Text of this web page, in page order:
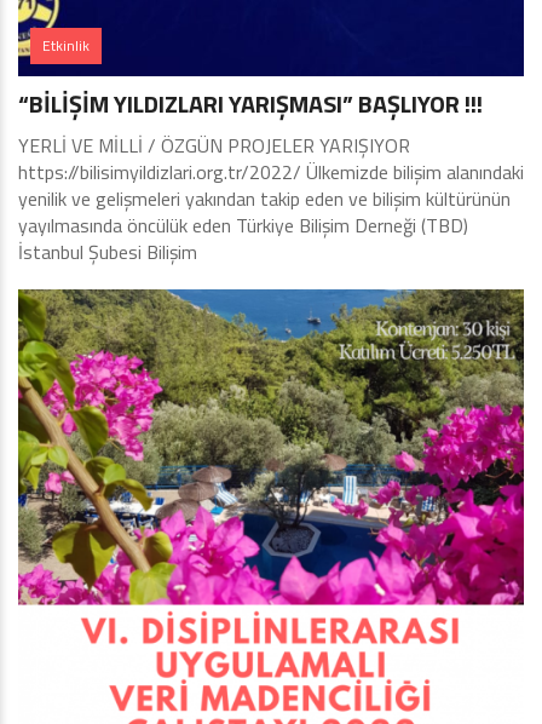
Etkinlik
“BİLİŞİM YILDIZLARI YARIŞMASI” BAŞLIYOR !!!
YERLİ VE MİLLİ / ÖZGÜN PROJELER YARIŞIYOR
https://bilisimyildizlari.org.tr/2022/ Ülkemizde bilişim alanındaki
yenilik ve gelişmeleri yakından takip eden ve bilişim kültürünün
yayılmasında öncülük eden Türkiye Bilişim Derneği (TBD)
İstanbul Şubesi Bilişim